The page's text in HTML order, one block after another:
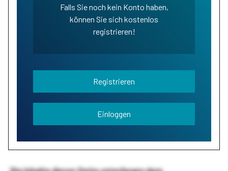
Falls Sie noch kein Konto haben,
können Sie sich kostenlos
registrieren!
Registrieren
Einloggen